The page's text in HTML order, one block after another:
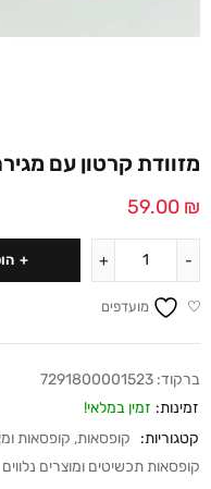
מזוודת קרטון עם מגירה שחור
59.00 ₪
מועדפים
ברקוד: 7291800001523
זמינות: זמין במלאי!
קטגוריות:
קופסאות, קופסאות
קופסאות תכשיטים ומוצרים נלווים